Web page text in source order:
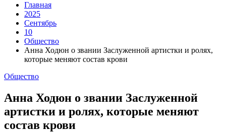
Главная
2025
Сентябрь
10
Общество
Анна Ходюн о звании Заслуженной артистки и ролях,
которые меняют состав крови
Общество
Анна Ходюн о звании Заслуженной
артистки и ролях, которые меняют
состав крови